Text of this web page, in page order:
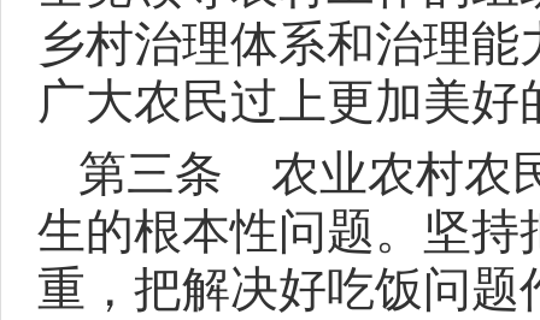
乡村治理体系和治理
广大农民过上更加美好
第三条 农业农村农
生的根本性问题。坚持
重，把解决好吃饭问